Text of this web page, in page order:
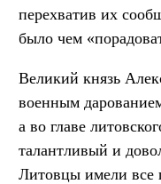
перехватив их
было чем
Великий князь
военным
а во главе
талантливый и
Литовцы имели все